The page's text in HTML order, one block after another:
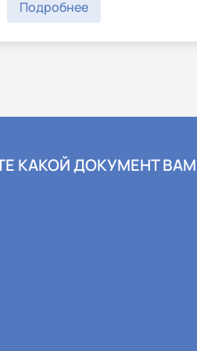
Подробнее
КАКОЙ ДОКУМЕНТ ВАМ